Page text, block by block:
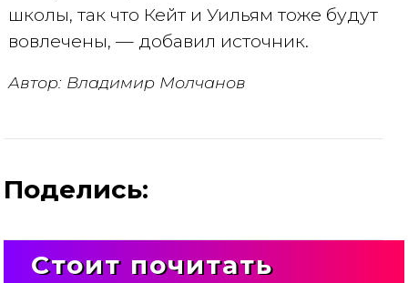
школы, так что Кейт и Уильям тоже будут
вовлечены, — добавил источник.
Автор: Владимир Молчанов
Поделись:
Стоит почитать